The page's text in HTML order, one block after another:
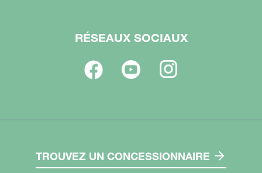
RÉSEAUX SOCIAUX
TROUVEZ UN CONCESSIONNAIRE